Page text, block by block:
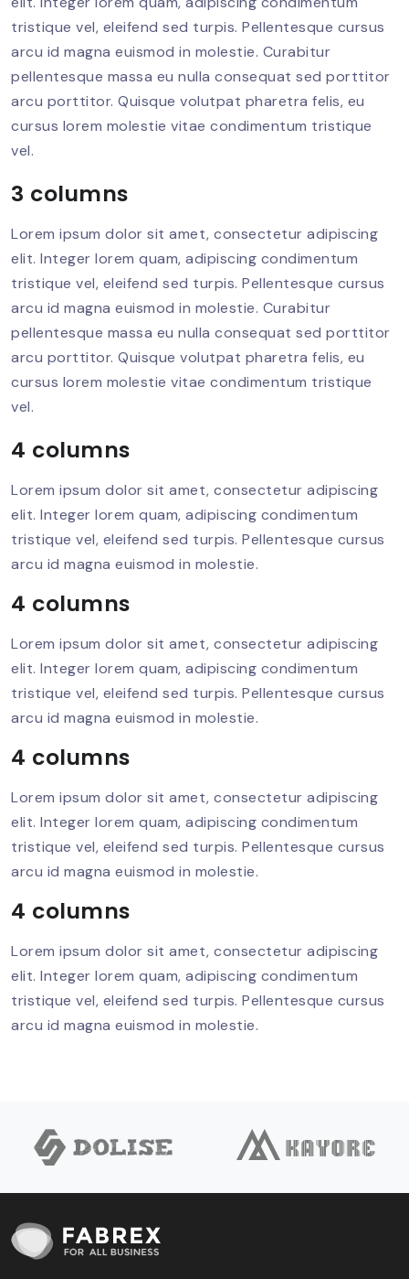
tristique vel, eleifend sed turpis. Pellentesque cursus
arcu id magna euismod in molestie. Curabitur
pellentesque massa eu nulla consequat sed porttitor
arcu porttitor. Quisque volutpat pharetra felis, eu
cursus lorem molestie vitae condimentum tristique
vel.
3 columns
Lorem ipsum dolor sit amet, consectetur adipiscing
elit. Integer lorem quam, adipiscing condimentum
tristique vel, eleifend sed turpis. Pellentesque cursus
arcu id magna euismod in molestie. Curabitur
pellentesque massa eu nulla consequat sed porttitor
arcu porttitor. Quisque volutpat pharetra felis, eu
cursus lorem molestie vitae condimentum tristique
vel.
4 columns
Lorem ipsum dolor sit amet, consectetur adipiscing
elit. Integer lorem quam, adipiscing condimentum
tristique vel, eleifend sed turpis. Pellentesque cursus
arcu id magna euismod in molestie.
4 columns
Lorem ipsum dolor sit amet, consectetur adipiscing
elit. Integer lorem quam, adipiscing condimentum
tristique vel, eleifend sed turpis. Pellentesque cursus
arcu id magna euismod in molestie.
4 columns
Lorem ipsum dolor sit amet, consectetur adipiscing
elit. Integer lorem quam, adipiscing condimentum
tristique vel, eleifend sed turpis. Pellentesque cursus
arcu id magna euismod in molestie.
4 columns
Lorem ipsum dolor sit amet, consectetur adipiscing
elit. Integer lorem quam, adipiscing condimentum
tristique vel, eleifend sed turpis. Pellentesque cursus
arcu id magna euismod in molestie.